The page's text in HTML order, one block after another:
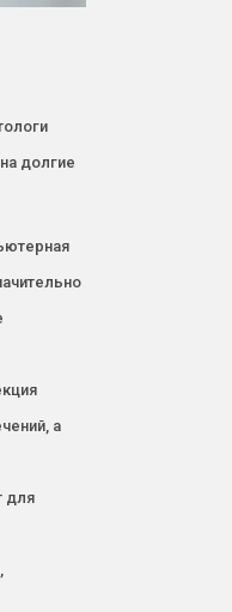
долгие
а
для